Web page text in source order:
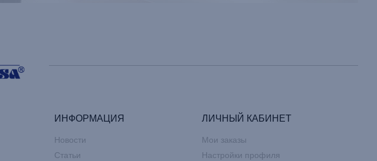
ИНФОРМАЦИЯ
Новости
Статьи
ЛИЧНЫЙ КАБИНЕТ
Мои заказы
Настройки профиля